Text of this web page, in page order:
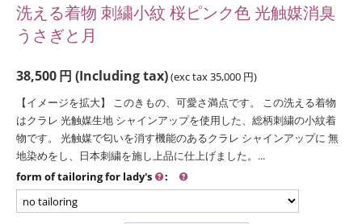
洗える着物 刺繍小紋 桜ピンク色 光触媒消臭
うさぎと月
38,500円 (Including tax)(exc tax35,000 円)
【イメージを拡大】 このきもの、可愛さ満点です。 この洗える着物
はクラレ 光触媒生地 シャインアップを使用した、総柄刺繍の小紋着
物です。 光触媒で匂いを消す機能のあるクラレ シャインアップに 無
地染めをし、日本刺繍を施し上品に仕上げました。...
form of tailoring for lady's
: